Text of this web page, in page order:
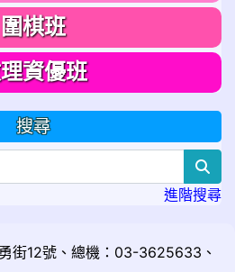
圍棋班
資優班
搜尋
進階搜尋
街12號、總機：03-3625633、